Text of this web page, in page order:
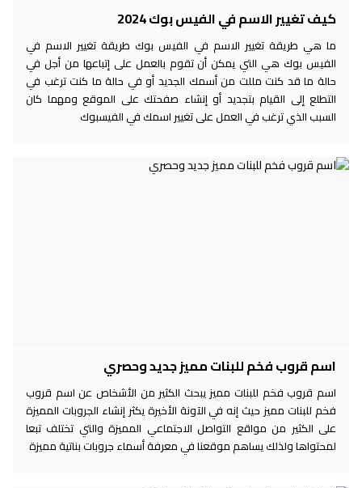
كيف تغيير الاسم في الفيس بوك 2024
ما هي طريقة تغيير الاسم في الفيس بوك طريقة تغيير الاسم في
الفيس بوك هي التي يمكن أن تقوم بالعمل على إتباعها من أجل في
حالة ما قد كنت مللت من أسمك الجديد أو في حالة ما كنت ترغب في
التطلع إلى القيام بتجديد أو إنشاء صفحتك على الموقع ومهما كان
السبب الذي ترغب في العمل على تغيير اسمك في الفيسبوك
اسم قروب فخم للبنات مميز جديد وحصري
اسم قروب فخم للبنات مميز يبحث الكثير من الأشخاص عن اسم قروب
فخم للبنات مميز حيث إنه في الآونة الأخيرة يكثر إنشاء الجروبات المميزة
على الكثير من مواقع التواصل الاجتماعي المميزة والتي تختلف تبعا
لمحتواها ولذلك يساهم موقعنا في معرفة أسماء جروبات بناتية مميزة